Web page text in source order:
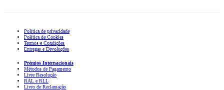
Política de privacidade
Política de Cookies
Termos e Condições
Entregas e Devoluções
Prémios Internacionais
Métodos de Pagamento
Livre Resolução
RAL e RLL
Livro de Reclamação